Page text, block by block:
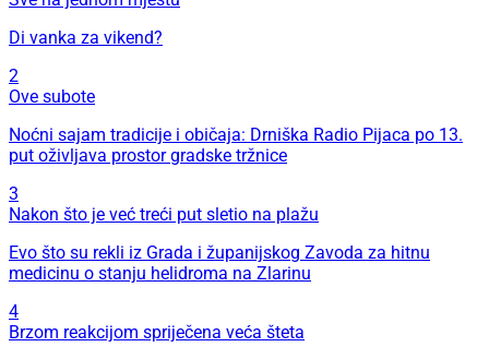
Di vanka za vikend?
2
Ove subote
Noćni sajam tradicije i običaja: Drniška Radio Pijaca po 13.
put oživljava prostor gradske tržnice
3
Nakon što je već treći put sletio na plažu
Evo što su rekli iz Grada i županijskog Zavoda za hitnu
medicinu o stanju helidroma na Zlarinu
4
Brzom reakcijom spriječena veća šteta